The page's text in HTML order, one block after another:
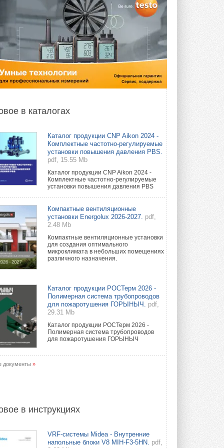
в каталогах
Каталог продукции CNP Aikon 2024 -
Комплектные частотно-регулируемые
установки повышения давления PBS.
pdf, 15.55 Mb
Каталог продукции CNP Aikon 2024 -
Комплектные частотно-регулируемые
установки повышения давления PBS
Компактные вентиляционные
установки Energolux 2026-2027. pdf,
2.48 Mb
Компактные вентиляционные установки
для создания оптимального
микроклимата в небольших помещениях
различного назначения.
Каталог продукции РОСТерм 2026 -
Полимерная система трубопроводов
для пожаротушения ГОРЫНЫЧ.
pdf,
29.31 Mb
Каталог продукции РОСТерм 2026 -
Полимерная система трубопроводов
для пожаротушения ГОРЫНЫЧ
документы »
в инструкциях
VRF-системы Midea - Внутренние
напольные блоки V8 MIH-F3-5HN. pdf,